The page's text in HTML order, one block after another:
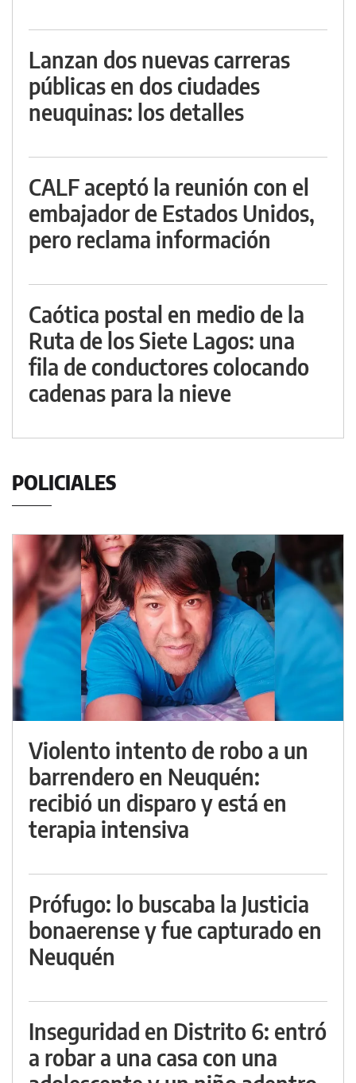
Lanzan dos nuevas carreras
públicas en dos ciudades
neuquinas: los detalles
CALF aceptó la reunión con el
embajador de Estados Unidos,
pero reclama información
Caótica postal en medio de la
Ruta de los Siete Lagos: una
fila de conductores colocando
cadenas para la nieve
POLICIALES
Violento intento de robo a un
barrendero en Neuquén:
recibió un disparo y está en
terapia intensiva
Prófugo: lo buscaba la Justicia
bonaerense y fue capturado en
Neuquén
Inseguridad en Distrito 6: entró
a robar a una casa con una